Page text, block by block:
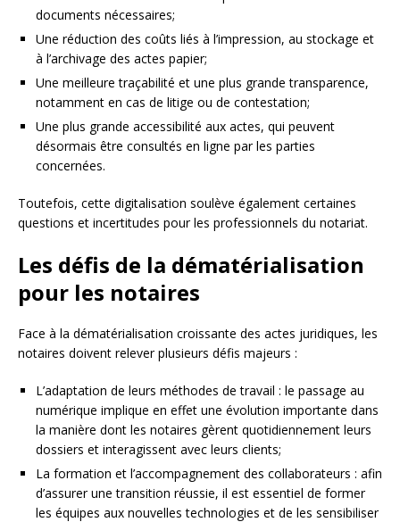
documents nécessaires;
Une réduction des coûts liés à l’impression, au stockage et
à l’archivage des actes papier;
Une meilleure traçabilité et une plus grande transparence,
notamment en cas de litige ou de contestation;
Une plus grande accessibilité aux actes, qui peuvent
désormais être consultés en ligne par les parties
concernées.
Toutefois, cette digitalisation soulève également certaines
questions et incertitudes pour les professionnels du notariat.
Les défis de la dématérialisation
pour les notaires
Face à la dématérialisation croissante des actes juridiques, les
notaires doivent relever plusieurs défis majeurs :
L’adaptation de leurs méthodes de travail : le passage au
numérique implique en effet une évolution importante dans
la manière dont les notaires gèrent quotidiennement leurs
dossiers et interagissent avec leurs clients;
La formation et l’accompagnement des collaborateurs : afin
d’assurer une transition réussie, il est essentiel de former
les équipes aux nouvelles technologies et de les sensibiliser